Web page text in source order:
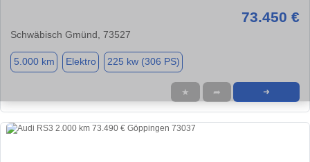
73.450 €
Schwäbisch Gmünd, 73527
5.000 km Elektro 225 kw (306 PS)
★ ➦ ➜